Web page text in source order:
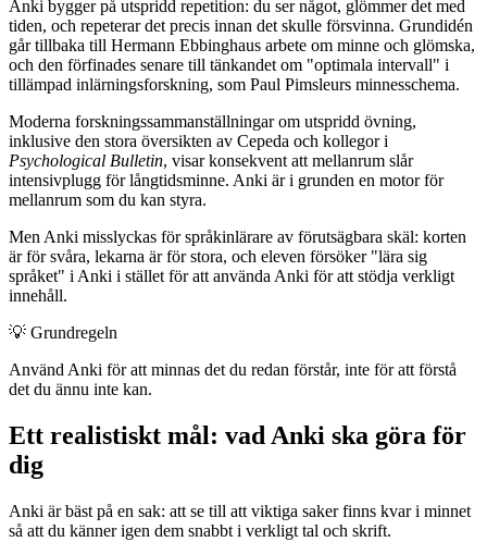
Anki bygger på utspridd repetition: du ser något, glömmer det med
tiden, och repeterar det precis innan det skulle försvinna. Grundidén
går tillbaka till Hermann Ebbinghaus arbete om minne och glömska,
och den förfinades senare till tänkandet om "optimala intervall" i
tillämpad inlärningsforskning, som Paul Pimsleurs minnesschema.
Moderna forskningssammanställningar om utspridd övning,
inklusive den stora översikten av Cepeda och kollegor i
Psychological Bulletin, visar konsekvent att mellanrum slår
intensivplugg för långtidsminne. Anki är i grunden en motor för
mellanrum som du kan styra.
Men Anki misslyckas för språkinlärare av förutsägbara skäl: korten
är för svåra, lekarna är för stora, och eleven försöker "lära sig
språket" i Anki i stället för att använda Anki för att stödja verkligt
innehåll.
💡 Grundregeln
Använd Anki för att minnas det du redan förstår, inte för att förstå
det du ännu inte kan.
Ett realistiskt mål: vad Anki ska göra för
dig
Anki är bäst på en sak: att se till att viktiga saker finns kvar i minnet
så att du känner igen dem snabbt i verkligt tal och skrift.